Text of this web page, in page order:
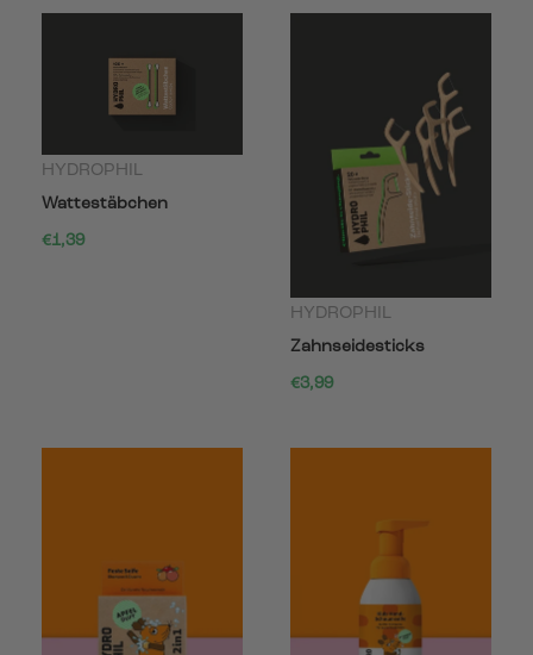
HYDROPHIL
Wattestäbchen
€1,39
HYDROPHIL
Zahnseidesticks
€3,99